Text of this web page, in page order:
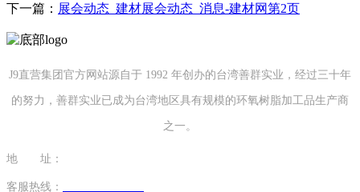
下一篇： 展会动态_建材展会动态_消息-建材网第2页
J9直营集团官方网站源自于 1992 年创办的台湾善群实业，经过三十年
的努力，善群实业已成为台湾地区具有规模的环氧树脂加工品生产商
之一。
地 址：
客服热线：